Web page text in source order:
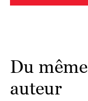
Du même
auteur